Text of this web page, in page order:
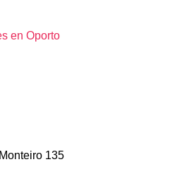
en Oporto
135